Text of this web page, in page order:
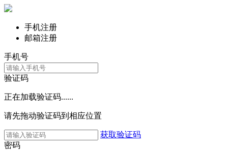
手机注册
邮箱注册
手机号
验证码
正在加载验证码......
请先拖动验证码到相应位置
获取验证码
密码